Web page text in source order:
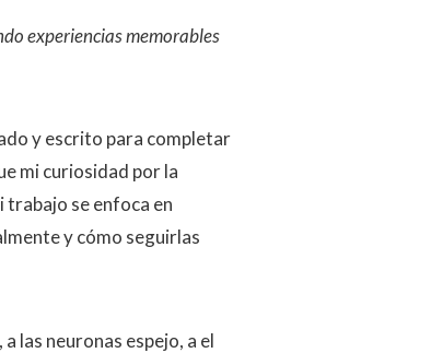
experiencias memorables
y escrito para completar
mi curiosidad por la
se enfoca en
y cómo seguirlas
las neuronas espejo, a el